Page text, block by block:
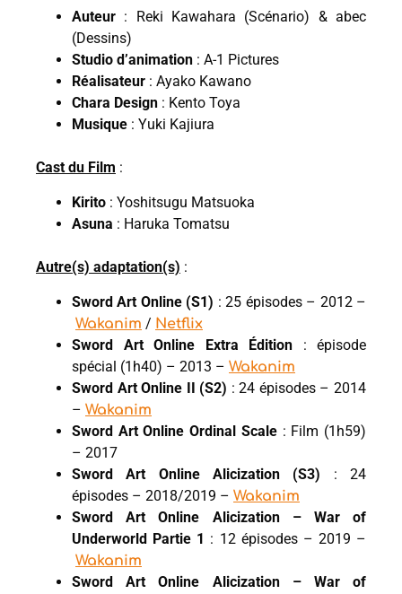
Auteur : Reki Kawahara (Scénario) & abec
(Dessins)
Studio d’animation : A-1 Pictures
Réalisateur : Ayako Kawano
Chara Design : Kento Toya
Musique : Yuki Kajiura
Cast du Film :
Kirito : Yoshitsugu Matsuoka
Asuna : Haruka Tomatsu
Autre(s) adaptation(s) :
Sword Art Online (S1) : 25 épisodes – 2012 –
Wakanim / Netflix
Sword Art Online Extra Édition : épisode
spécial (1h40) – 2013 – Wakanim
Sword Art Online II (S2) : 24 épisodes – 2014
– Wakanim
Sword Art Online Ordinal Scale : Film (1h59)
– 2017
Sword Art Online Alicization
(S3) : 24
épisodes – 2018/2019 – Wakanim
Sword Art Online Alicization – War of
Underworld Partie 1 : 12 épisodes – 2019 –
Wakanim
Sword Art Online Alicization – War of